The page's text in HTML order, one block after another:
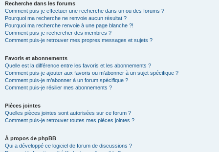
Recherche dans les forums
Comment puis-je effectuer une recherche dans un ou des forums ?
Pourquoi ma recherche ne renvoie aucun résultat ?
Pourquoi ma recherche renvoie à une page blanche ?!
Comment puis-je rechercher des membres ?
Comment puis-je retrouver mes propres messages et sujets ?
Favoris et abonnements
Quelle est la différence entre les favoris et les abonnements ?
Comment puis-je ajouter aux favoris ou m’abonner à un sujet spécifique ?
Comment puis-je m’abonner à un forum spécifique ?
Comment puis-je résilier mes abonnements ?
Pièces jointes
Quelles pièces jointes sont autorisées sur ce forum ?
Comment puis-je retrouver toutes mes pièces jointes ?
À propos de phpBB
Qui a développé ce logiciel de forum de discussions ?